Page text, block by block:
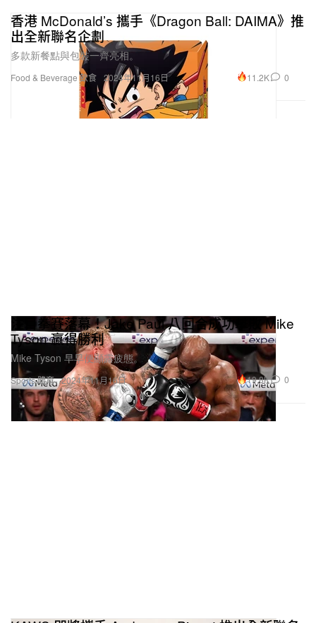
Food & Beverage 飲食
香港 McDonald’s 攜手《Dragon Ball: DAIMA》推
出全新聯名企劃
多款新餐點與包裝一齊亮相。
2024年11月16日 11.2K 0
Sports 體育
注目拳賽落幕！Jake Paul 八回合成功擊敗 Mike
Tyson 贏得勝利
Mike Tyson 早早便顯露疲態。
2024年11月16日 19.8K 0